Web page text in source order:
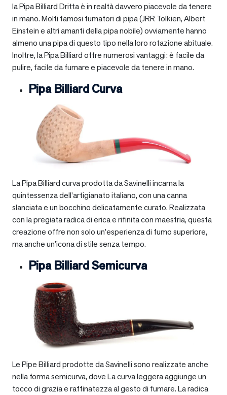
la Pipa Billiard Dritta è in realtà davvero piacevole da tenere
in mano. Molti famosi fumatori di pipa (JRR Tolkien, Albert
Einstein e altri amanti della pipa nobile) ovviamente hanno
almeno una pipa di questo tipo nella loro rotazione abituale.
Inoltre, la Pipa Billiard offre numerosi vantaggi: è facile da
pulire, facile da fumare e piacevole da tenere in mano.
Pipa Billiard Curva
La Pipa Billiard curva prodotta da Savinelli incarna la
quintessenza dell’artigianato italiano, con una canna
slanciata e un bocchino delicatamente curato. Realizzata
con la pregiata radica di erica e rifinita con maestria, questa
creazione offre non solo un’esperienza di fumo superiore,
ma anche un’icona di stile senza tempo.
Pipa Billiard Semicurva
Le Pipe Billiard prodotte da Savinelli sono realizzate anche
nella forma semicurva, dove La curva leggera aggiunge un
tocco di grazia e raffinatezza al gesto di fumare. La radica